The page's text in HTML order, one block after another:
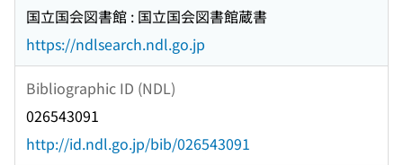
国立国会図書館 : 国立国会図書館蔵書
https://ndlsearch.ndl.go.jp
Bibliographic ID (NDL)
026543091
http://id.ndl.go.jp/bib/026543091